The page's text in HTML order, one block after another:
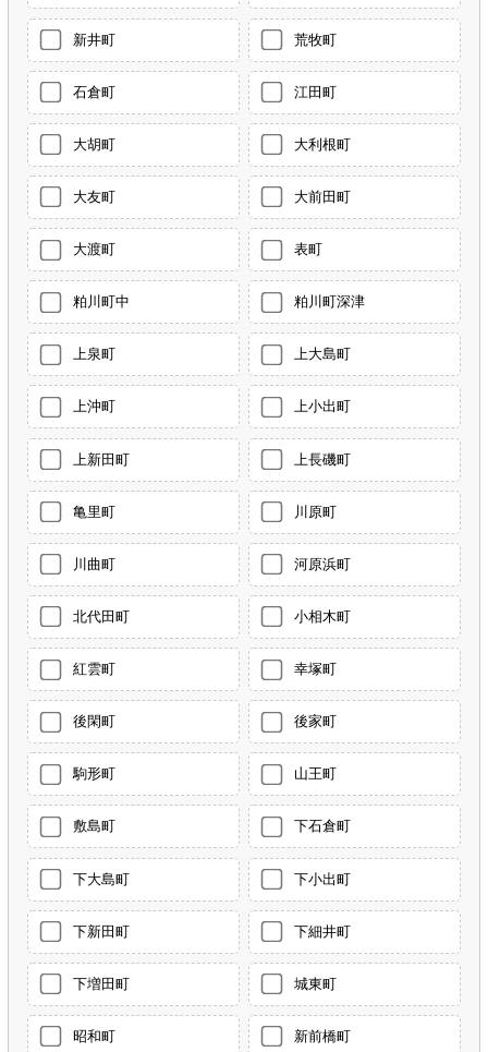
新井町 荒牧町
石倉町 江田町
大胡町 大利根町
大友町 大前田町
大渡町 表町
粕川町中 粕川町深津
上泉町 上大島町
上沖町 上小出町
上新田町 上長磯町
亀里町 川原町
川曲町 河原浜町
北代田町 小相木町
紅雲町 幸塚町
後閑町 後家町
駒形町 山王町
敷島町 下石倉町
下大島町 下小出町
下新田町 下細井町
下増田町 城東町
昭和町 新前橋町